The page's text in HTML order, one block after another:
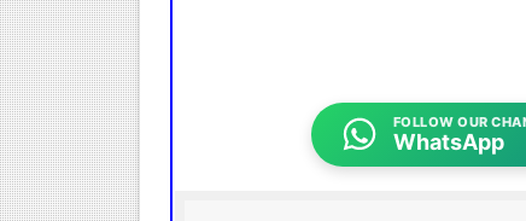
FOLLOW OUR
WhatsApp